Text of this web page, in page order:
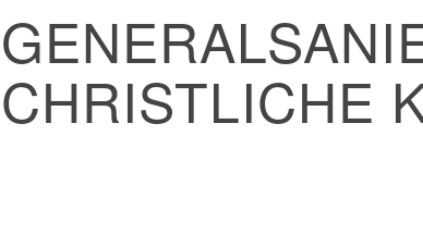
CHRISTLICHE